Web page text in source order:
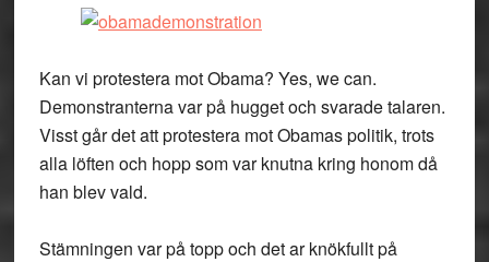
Kan vi protestera mot Obama? Yes, we can.
Demonstranterna var på hugget och svarade talaren.
Visst går det att protestera mot Obamas politik, trots
alla löften och hopp som var knutna kring honom då
han blev vald.
Stämningen var på topp och det ar knökfullt på